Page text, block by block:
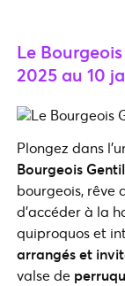
Le
2025 au 10
Plongez dans
Bourgeois
bourgeois, rêve
d’accéder à la
quiproquos et
arrangés et
valse de